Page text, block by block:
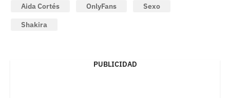
Aida Cortés OnlyFans
Sexo
Shakira
PUBLICIDAD